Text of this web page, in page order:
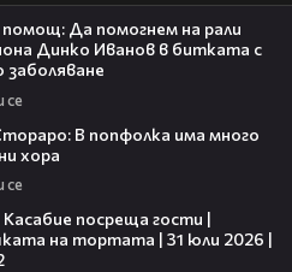
помощ: Да помогнем на рали
Динко Иванов в битката с
се
В попфолка има много
хора
се
посреща гости |
на тортата | 31 юли 2026 |